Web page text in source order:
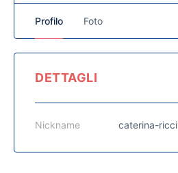
Profilo Foto
DETTAGLI
Nickname caterina-ricci